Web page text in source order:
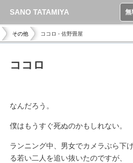
その他 ココロ - 佐野畳屋
ココロ
なんだろう。
僕はもうすぐ死ぬのかもしれない。
ランニング中、男女でカメラぶら下
る若い二人を追い抜いたのですが、
SANO TATAMIYA 無